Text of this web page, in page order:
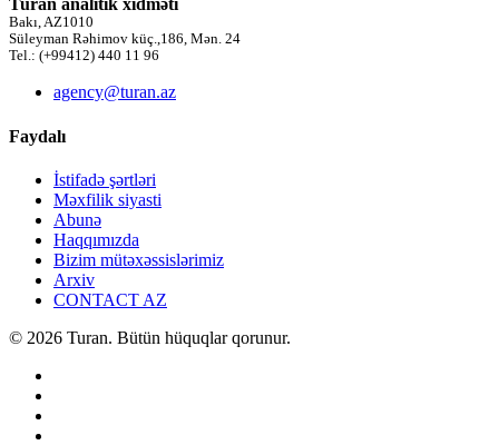
Turan analitik xidməti
Bakı, AZ1010
Süleyman Rəhimov küç.,186, Mən. 24
Tel.: (+99412) 440 11 96
agency@turan.az
Faydalı
İstifadə şərtləri
Məxfilik siyasti
Abunə
Haqqımızda
Bizim mütəxəssislərimiz
Arxiv
CONTACT AZ
© 2026 Turan. Bütün hüquqlar qorunur.